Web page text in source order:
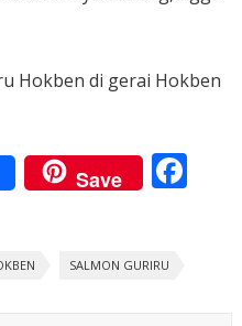
Hokben di gerai Hokben
Save F
SALMON GURIRU